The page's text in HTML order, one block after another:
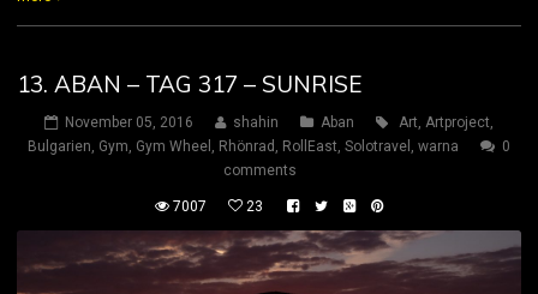
13. ABAN – TAG 317 – SUNRISE
November 05, 2016 shahin Aban Art, Artproject,
Bulgarien, Gym, Gym Wheel , Rhönrad , RollEast, Solotravel , warna
0
comments
7007 23